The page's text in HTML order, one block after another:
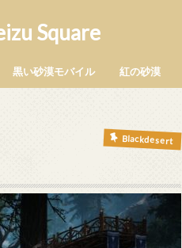
Square
黒い砂漠モバイル 紅の砂漠
Blackdesert